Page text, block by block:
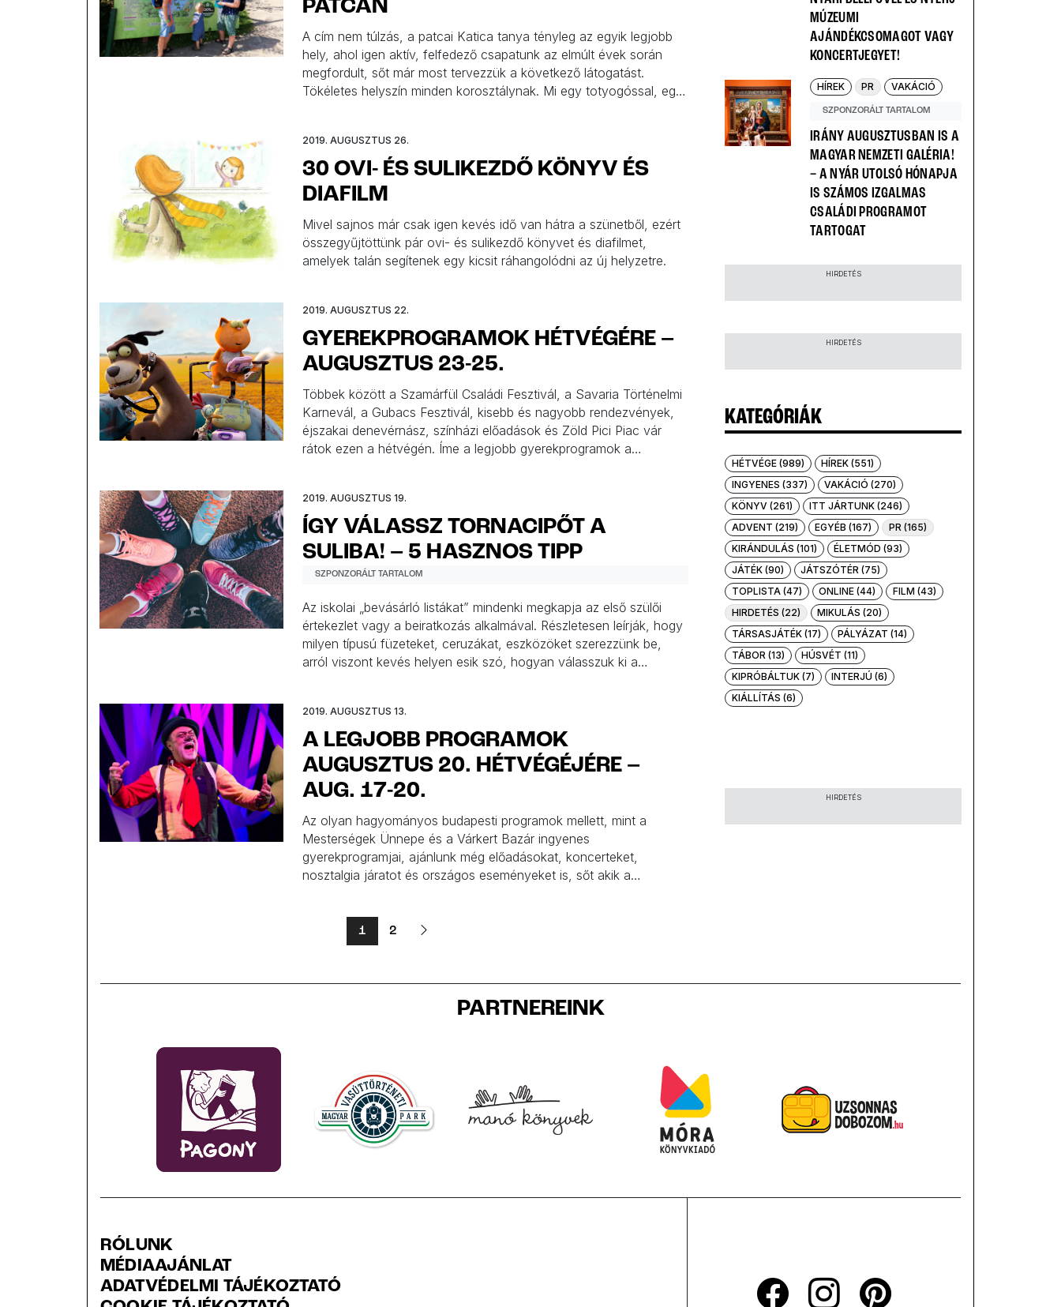
PATCÁN
A cím nem túlzás, a patcai Katica tanya tényleg az egyik legjobb
hely, ahol igen aktív, felfedező csapatunk az elmúlt évek során
megfordult, sőt már most tervezzük a következő látogatást.
Tökéletes helyszín minden korosztálynak. Mi egy totyogóssal, egy
2019. AUGUSZTUS 26.
30 OVI- ÉS SULIKEZDŐ KÖNYV ÉS
DIAFILM
Mivel sajnos már csak igen kevés idő van hátra a szünetből, ezért
összegyűjtöttünk pár ovi- és sulikezdő könyvet és diafilmet,
amelyek talán segítenek egy kicsit ráhangolódni az új helyzetre.
2019. AUGUSZTUS 22.
GYEREKPROGRAMOK HÉTVÉGÉRE –
AUGUSZTUS 23-25.
Többek között a Szamárfül Családi Fesztivál, a Savaria Történelmi
Karnevál, a Gubacs Fesztivál, kisebb és nagyobb rendezvények,
éjszakai denevérnász, színházi előadások és Zöld Pici Piac vár
rátok ezen a hétvégén. Íme a legjobb gyerekprogramok a
2019. AUGUSZTUS 19.
ÍGY VÁLASSZ TORNACIPŐT A
SULIBA! – 5 HASZNOS TIPP
SZPONZORÁLT TARTALOM
Az iskolai „bevásárló listákat” mindenki megkapja az első szülői
értekezlet vagy a beiratkozás alkalmával. Részletesen leírják, hogy
milyen típusú füzeteket, ceruzákat, eszközöket szerezzünk be,
arról viszont kevés helyen esik szó, hogyan válasszuk ki a
mielőtt ténylegesen választunk. Ehhez […]
2019. AUGUSZTUS 13.
A LEGJOBB PROGRAMOK
AUGUSZTUS 20. HÉTVÉGÉJÉRE –
AUG. 17-20.
Az olyan hagyományos budapesti programok mellett, mint a
Mesterségek Ünnepe és a Várkert Bazár ingyenes
gyerekprogramjai, ajánlunk még előadásokat, koncerteket,
nosztalgia járatot és országos eseményeket is, sőt akik a
1 2
MÚZEUMI
AJÁNDÉKCSOMAGOT VAGY
KONCERTJEGYET!
HÍREK PR VAKÁCIÓ
SZPONZORÁLT TARTALOM
IRÁNY AUGUSZTUSBAN IS A
MAGYAR NEMZETI GALÉRIA!
– A NYÁR UTOLSÓ HÓNAPJA
IS SZÁMOS IZGALMAS
CSALÁDI PROGRAMOT
TARTOGAT
HIRDETÉS
HIRDETÉS
KATEGÓRIÁK
HÉTVÉGE (989)
HÍREK (551)
INGYENES (337)
VAKÁCIÓ (270)
KÖNYV (261)
ITT JÁRTUNK (246)
ADVENT (219)
EGYÉB (167)
PR (165)
KIRÁNDULÁS (101)
ÉLETMÓD (93)
JÁTÉK (90)
JÁTSZÓTÉR (75)
TOPLISTA (47)
ONLINE (44)
FILM (43)
HIRDETÉS (22)
MIKULÁS (20)
TÁRSASJÁTÉK (17)
PÁLYÁZAT (14)
TÁBOR (13)
HÚSVÉT (11)
KIPRÓBÁLTUK (7)
INTERJÚ (6)
KIÁLLÍTÁS (6)
HIRDETÉS
PARTNEREINK
RÓLUNK
MÉDIAAJÁNLAT
ADATVÉDELMI TÁJÉKOZTATÓ